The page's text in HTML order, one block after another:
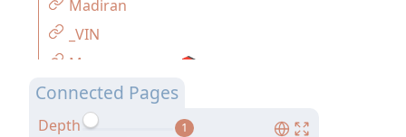
Connected Pages
Depth 1
Madiran
_VIN
Mes ressources 📚